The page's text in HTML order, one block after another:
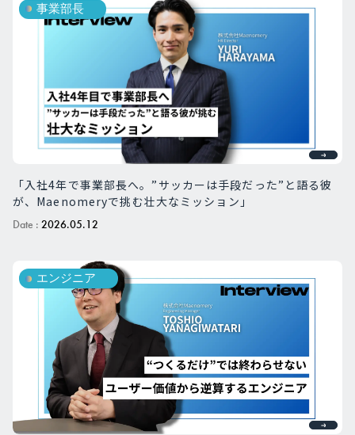
事業部長
「入社4年で事業部長へ。”サッカーは手段だった”と語る彼
が、Maenomeryで挑む壮大なミッション」
Date : 2026.05.12
エンジニア